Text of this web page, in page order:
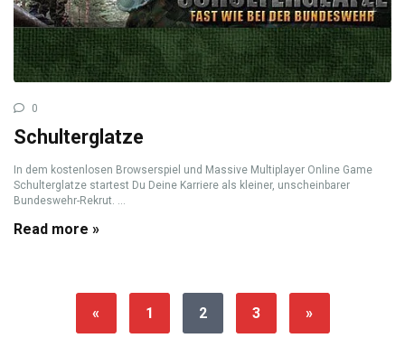
0
Schulterglatze
In dem kostenlosen Browserspiel und Massive Multiplayer Online Game
Schulterglatze startest Du Deine Karriere als kleiner, unscheinbarer
Bundeswehr-Rekrut. ...
Read more »
« 1 2 3 »